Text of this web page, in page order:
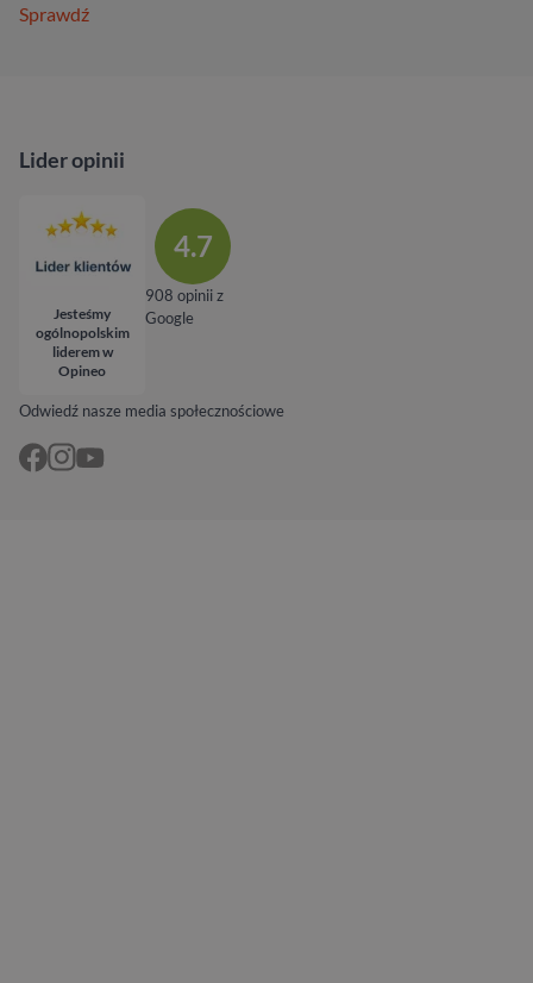
Sprawdź
Odwiedź nasze media społecznościowe
Lider opinii
Jesteśmy
ogólnopolskim
liderem w
Opineo
4.7
908 opinii z
Google